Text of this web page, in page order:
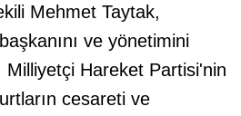
Mehmet Taytak,
ve yönetimini
Hareket Partisi'nin
cesareti ve